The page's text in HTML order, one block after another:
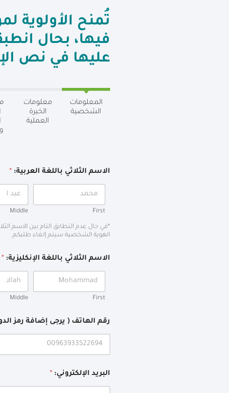
تُمنح
فيها، بحال
عليها في نص
المعلومات
الشخصية
معلومات
الخبرة
العملية
الاسم الثلاثي باللغة العربية: *
First
Middle
*في حال عدم التطابق التام بين الاسم
الهوية الشخصية سيتم إلغاء طلبكم.
الاسم الثلاثي باللغة الإنكليزية: *
First
Middle
رقم الهاتف ( يرجى إضافة رمز
البريد الإلكتروني: *